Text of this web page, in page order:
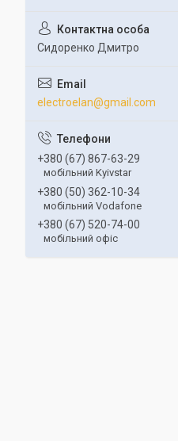
Сидоренко Дмитро
electroelan@gmail.com
+380 (67) 867-63-29
мобільний Kyivstar
+380 (50) 362-10-34
мобільний Vodafone
+380 (67) 520-74-00
мобільний офіс